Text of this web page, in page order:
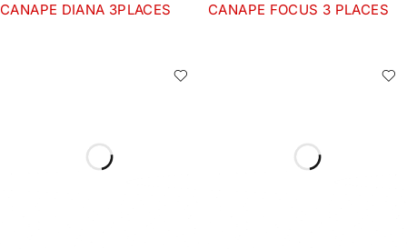
CANAPE DIANA 3PLACES CANAPE FOCUS 3 PLACES